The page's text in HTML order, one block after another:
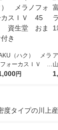
（ハク） メラ
フォーカスＩＶ 4
資生堂 おまけ
円
度タイプの川上